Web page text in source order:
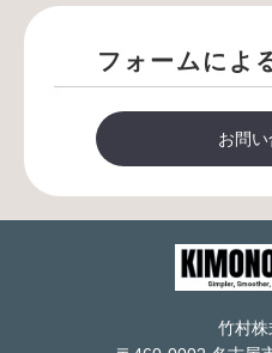
フォームによ
お問
竹村株